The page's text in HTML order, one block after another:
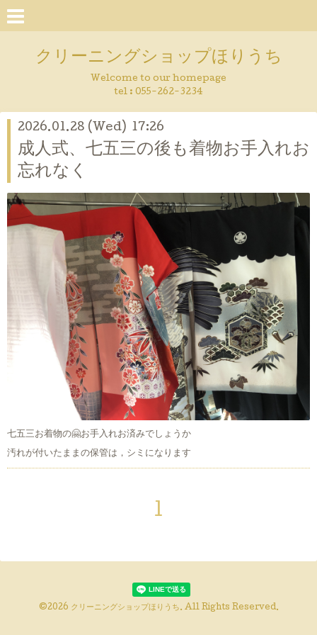
クリーニングショップほりうち
Welcome to our homepage
tel : 055-262-3234
2026.01.28 (Wed) 17:26
成人式、七五三の後も着物お手入れお
忘れなく
七五三お着物の🤗お手入れお済みでしょうか
汚れが付いたままの保管は，シミになります
1
©2026 クリーニングショップほりうち. All Rights Reserved.